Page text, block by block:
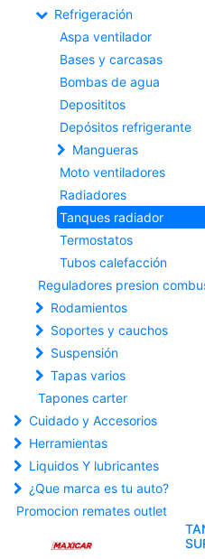
Refrigeración
Aspa ventilador
Bases y carcasas
Bombas de agua
Deposititos
Depósitos refrigerante
Mangueras
Moto ventiladores
Radiadores
Tanques radiador
Termostatos
Tubos calefacción
Reguladores presion
Rodamientos
Soportes y cauchos
Suspensión
Tapas varios
Tapones carter
Cuidado y Accesorios
Herramientas
Liquidos Y lubricantes
¿Que marca es tu auto?
Promocion remates outlet